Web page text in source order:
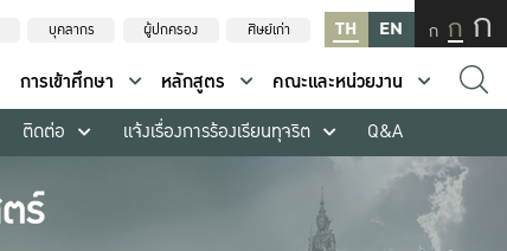
บุคลากร ผู้ปกครอง ศิษย์เก่า TH EN ก ก ก
การเข้าศึกษา หลักสูตร
คณะและหน่วยงาน
ติดต่อ แจ้งเรื่องการร้องเรียนทุจริต Q&A